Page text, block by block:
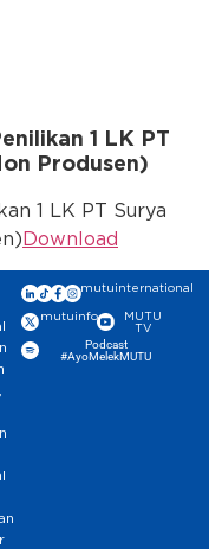
1 LK PT
Produsen)
1 LK PT Surya
Download
mutuinternational
mutuinfo
MUTU
TV
Podcast
#AyoMelekMUTU